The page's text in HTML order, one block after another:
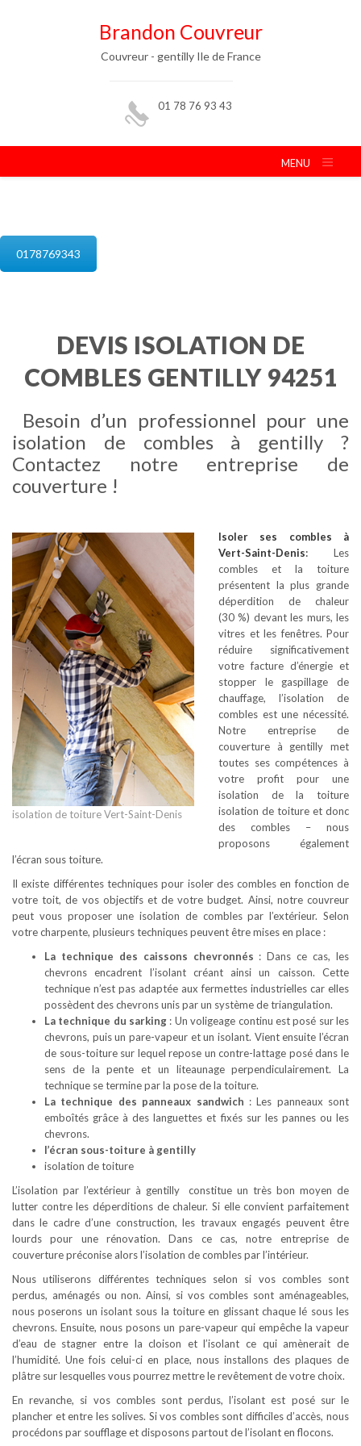
Brandon Couvreur
Couvreur - gentilly Ile de France
01 78 76 93 43
MENU
0178769343
DEVIS ISOLATION DE
COMBLES GENTILLY 94251
Besoin d’un professionnel pour une
isolation de combles à gentilly ?
Contactez notre entreprise de
couverture !
isolation de toiture Vert-Saint-Denis
Isoler ses combles à
Vert-Saint-Denis: Les
combles et la toiture
présentent la plus grande
déperdition de chaleur
(30 %) devant les murs, les
vitres et les fenêtres. Pour
réduire significativement
votre facture d’énergie et
stopper le gaspillage de
chauffage, l’isolation de
combles est une nécessité.
Notre entreprise de
couverture à gentilly met
toutes ses compétences à
votre profit pour une
isolation de la toiture
isolation de toiture et donc
des combles – nous
proposons également
l’écran sous toiture.
Il existe différentes techniques pour isoler des combles en fonction de
votre toit, de vos objectifs et de votre budget. Ainsi, notre couvreur
peut vous proposer une isolation de combles par l’extérieur. Selon
votre charpente, plusieurs techniques peuvent être mises en place :
La technique des caissons chevronnés : Dans ce cas, les
chevrons encadrent l’isolant créant ainsi un caisson. Cette
technique n’est pas adaptée aux fermettes industrielles car elles
possèdent des chevrons unis par un système de triangulation.
La technique du sarking : Un voligeage continu est posé sur les
chevrons, puis un pare-vapeur et un isolant. Vient ensuite l’écran
de sous-toiture sur lequel repose un contre-lattage posé dans le
sens de la pente et un liteaunage perpendiculairement. La
technique se termine par la pose de la toiture.
La technique des panneaux sandwich : Les panneaux sont
emboîtés grâce à des languettes et fixés sur les pannes ou les
chevrons.
l’écran sous-toiture à gentilly
isolation de toiture
L’isolation par l’extérieur à gentilly constitue un très bon moyen de
lutter contre les déperditions de chaleur. Si elle convient parfaitement
dans le cadre d’une construction, les travaux engagés peuvent être
lourds pour une rénovation. Dans ce cas, notre entreprise de
couverture préconise alors l’isolation de combles par l’intérieur.
Nous utiliserons différentes techniques selon si vos combles sont
perdus, aménagés ou non. Ainsi, si vos combles sont aménageables,
nous poserons un isolant sous la toiture en glissant chaque lé sous les
chevrons. Ensuite, nous posons un pare-vapeur qui empêche la vapeur
d’eau de stagner entre la cloison et l’isolant ce qui amènerait de
l’humidité. Une fois celui-ci en place, nous installons des plaques de
plâtre sur lesquelles vous pourrez mettre le revêtement de votre choix.
En revanche, si vos combles sont perdus, l’isolant est posé sur le
plancher et entre les solives. Si vos combles sont difficiles d’accès, nous
procédons par soufflage et disposons partout de l’isolant en flocons.